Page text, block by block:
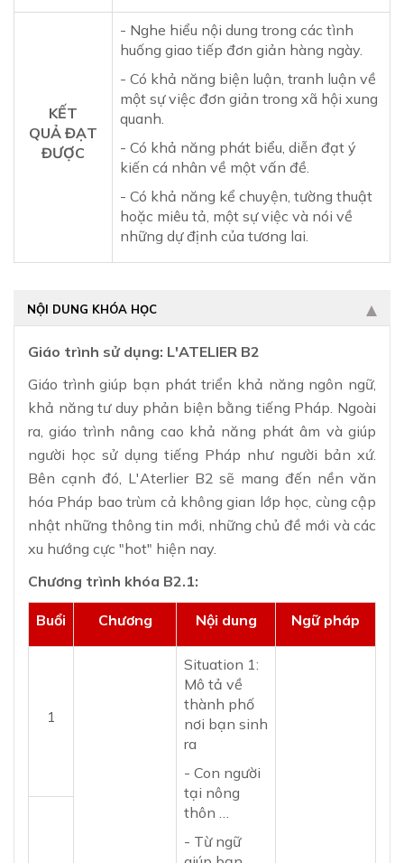
KẾT
QUẢ ĐẠT
ĐƯỢC
- Nghe hiểu nội dung trong các tình
huống giao tiếp đơn giản hàng ngày.
- Có khả năng biện luận, tranh luận về
một sự việc đơn giản trong xã hội xung
quanh.
- Có khả năng phát biểu, diễn đạt ý
kiến cá nhân về một vấn đề.
- Có khả năng kể chuyện, tường thuật
hoặc miêu tả, một sự việc và nói về
những dự định của tương lai.
NỘI DUNG KHÓA HỌC
Giáo trình sử dụng: L'ATELIER B2
Giáo trình giúp bạn phát triển khả năng ngôn ngữ,
khả năng tư duy phản biện bằng tiếng Pháp. Ngoài
ra, giáo trình nâng cao khả năng phát âm và giúp
người học sử dụng tiếng Pháp như người bản xứ.
Bên cạnh đó, L'Aterlier B2 sẽ mang đến nền văn
hóa Pháp bao trùm cả không gian lớp học, cùng cập
nhật những thông tin mới, những chủ đề mới và các
xu hướng cực "hot" hiện nay.
Chương trình khóa B2.1:
Buổi Chương Nội dung Ngữ pháp
1
Situation 1:
Mô tả về
thành phố
nơi bạn sinh
ra
- Con người
tại nông
thôn …
- Từ ngữ